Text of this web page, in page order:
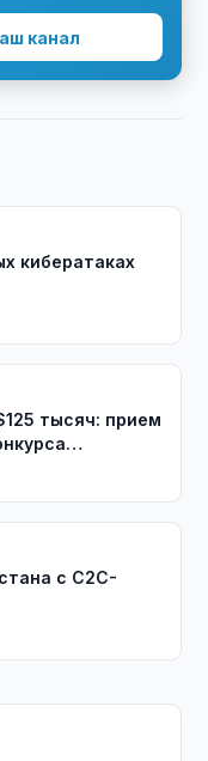
канал
кибератаках
тысяч: прием
с C2C-